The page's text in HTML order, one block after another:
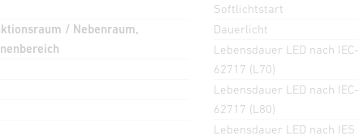
/ Nebenraum,
Softlichtstart
Dauerlicht
Lebensdauer LED nach IEC-
62717 (L70)
Lebensdauer LED nach IEC-
62717 (L80)
Lebensdauer LED nach IES